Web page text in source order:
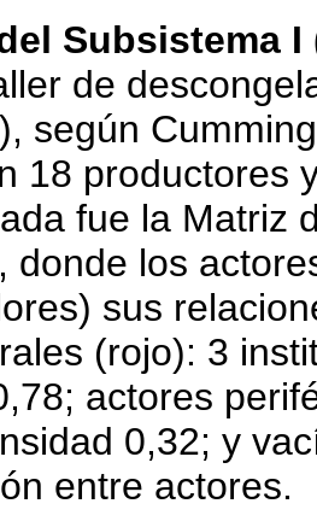
Subsistema
de
según
18 productores
fue la Matriz
donde los
sus
(rojo): 3
actores
0,32; y
entre actores.